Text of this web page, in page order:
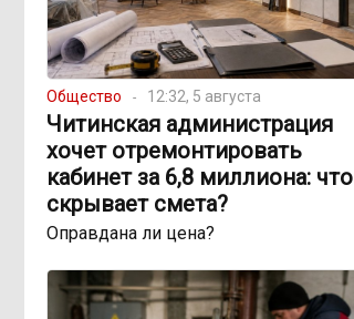
Общество 12:32, 5 августа
Читинская администрация
хочет отремонтировать
кабинет за 6,8 миллиона: что
скрывает смета?
Оправдана ли цена?